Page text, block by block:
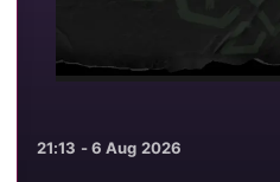
21:13 - 6 Aug 2026